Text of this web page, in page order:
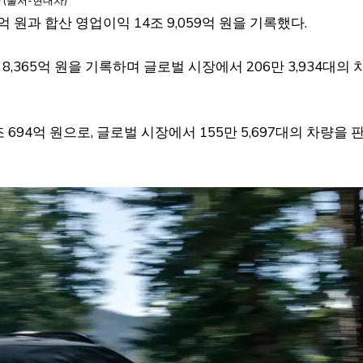
원과 합산 영업이익 14조 9,059억 원을 기록했다.
억 원을 기록하며 글로벌 시장에서 206만 3,934대의
억 원으로, 글로벌 시장에서 155만 5,697대의 차량을